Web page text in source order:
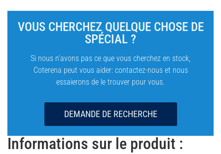
VOUS CHERCHEZ QUELQUE CHOSE DE
SPÉCIAL ?
Si nous n’avons pas ce que vous cherchez en stock,
Coterena peut vous aider: contactez-nous et nous
essaierons de le trouver pour vous.
DEMANDE DE RECHERCHE
Informations sur le produit :